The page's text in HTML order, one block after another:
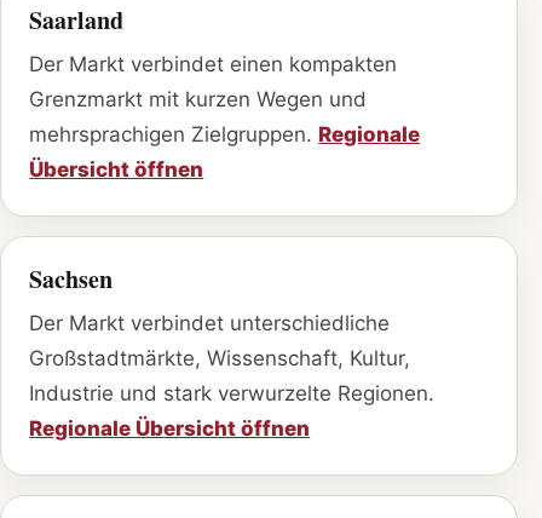
Saarland
Der Markt verbindet einen kompakten
Grenzmarkt mit kurzen Wegen und
mehrsprachigen Zielgruppen. Regionale
Übersicht öffnen
Sachsen
Der Markt verbindet unterschiedliche
Großstadtmärkte, Wissenschaft, Kultur,
Industrie und stark verwurzelte Regionen.
Regionale Übersicht öffnen